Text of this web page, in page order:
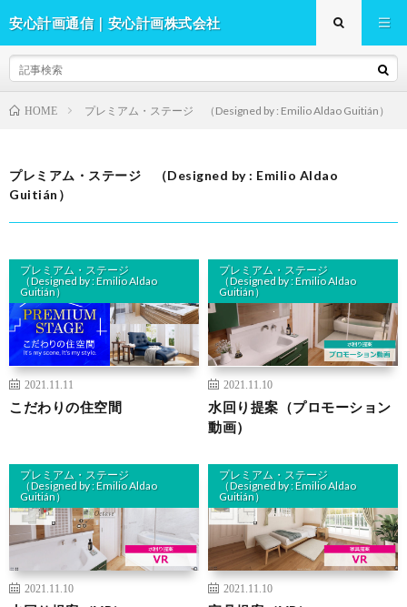
安心計画通信｜安心計画株式会社
HOME プレミアム・ステージ （Designed by : Emilio Aldao Guitián）
プレミアム・ステージ （Designed by : Emilio Aldao
Guitián）
プレミアム・ステージ
（Designed by : Emilio Aldao
Guitián）
2021.11.11
こだわりの住空間
プレミアム・ステージ
（Designed by : Emilio Aldao
Guitián）
2021.11.10
水回り提案（プロモーション
動画）
プレミアム・ステージ
（Designed by : Emilio Aldao
Guitián）
2021.11.10
プレミアム・ステージ
（Designed by : Emilio Aldao
Guitián）
2021.11.10